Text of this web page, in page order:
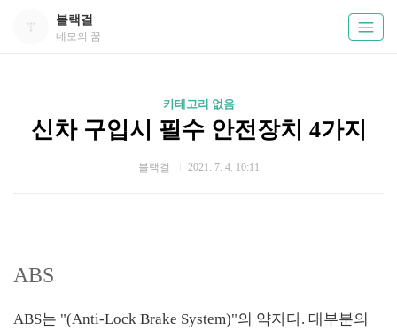
블랙걸
네모의 꿈
카테고리 없음
신차 구입시 필수 안전장치 4가지
블랙걸 2021. 7. 4. 10:11
ABS
ABS는 "(Anti-Lock Brake System)"의 약자다. 대부분의